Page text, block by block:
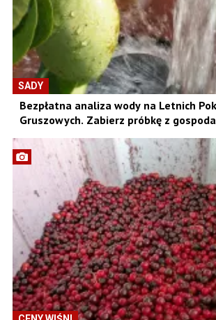
SADY
Bezpłatna analiza wody na Letnich
Gruszowych. Zabierz próbkę z